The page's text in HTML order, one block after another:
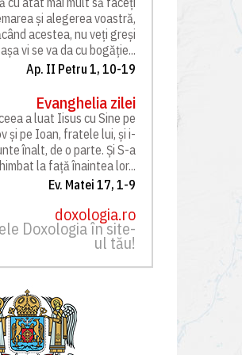
și alegerea voastră,
acestea, nu veți greși
vi se va da cu bogăție...
Ap. II Petru 1, 10-19
Evanghelia zilei
a luat Iisus cu Sine pe
și pe Ioan, fratele lui, și i-
înalt, de o parte. Și S-a
la față înaintea lor...
Ev. Matei 17, 1-9
doxologia.ro
Doxologia în site-
ul tău!